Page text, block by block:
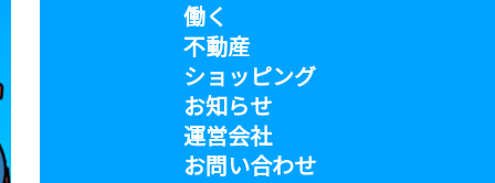
働く
不動産
ショッピング
お知らせ
運営会社
お問い合わせ